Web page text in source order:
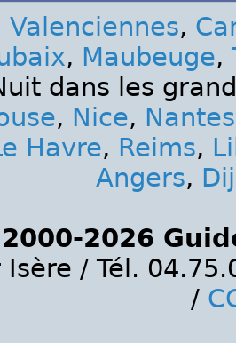
Valenciennes,
, Maubeuge,
dans les
, Nice, Nantes
Havre, Reims,
Angers,
2026
Isère / Tél.
/